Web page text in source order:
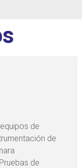
de
de
de